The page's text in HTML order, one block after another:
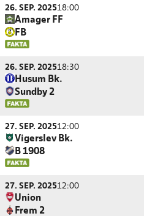
26. SEP. 202518:00
Amager FF
FB
26. SEP. 202518:30
Husum Bk.
Sundby 2
27. SEP. 202512:00
Vigerslev Bk.
B 1908
27. SEP. 202512:00
Union
Frem 2